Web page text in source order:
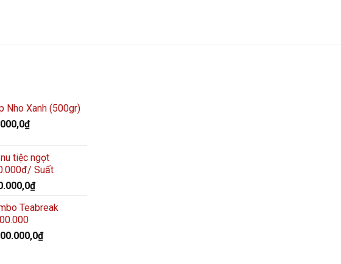
Nho Xanh (500gr)
₫
tiệc ngọt
Suất
₫
Teabreak
₫